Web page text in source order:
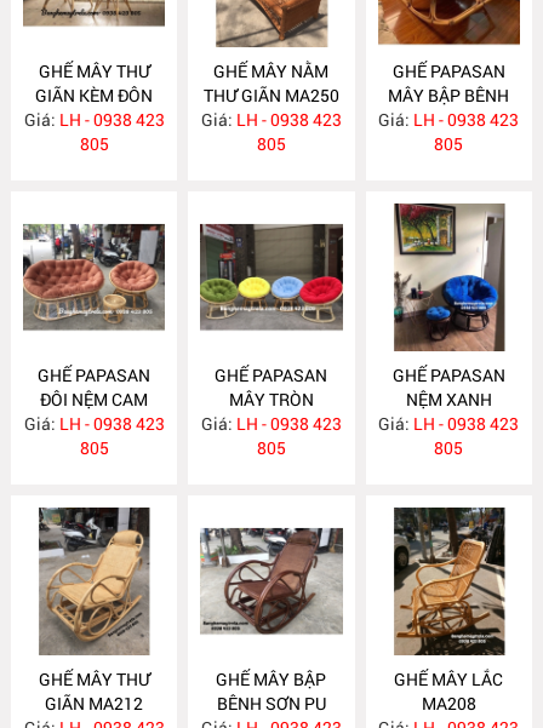
GHẾ MÂY THƯ
GIÃN KÈM ĐÔN
GÁC CHÂN MA257
Giá: LH - 0938 423
805
GHẾ MÂY NẰM
THƯ GIÃN MA250
Giá: LH - 0938 423
805
GHẾ PAPASAN
MÂY BẬP BÊNH
MA249
Giá: LH - 0938 423
805
GHẾ PAPASAN
ĐÔI NỆM CAM
ĐẤT MA246
Giá: LH - 0938 423
805
GHẾ PAPASAN
MÂY TRÒN
MA230
Giá: LH - 0938 423
805
GHẾ PAPASAN
NỆM XANH
COBAN MA222
Giá: LH - 0938 423
805
GHẾ MÂY THƯ
GIÃN MA212
GHẾ MÂY BẬP
BÊNH SƠN PU
GHẾ MÂY LẮC
MA208